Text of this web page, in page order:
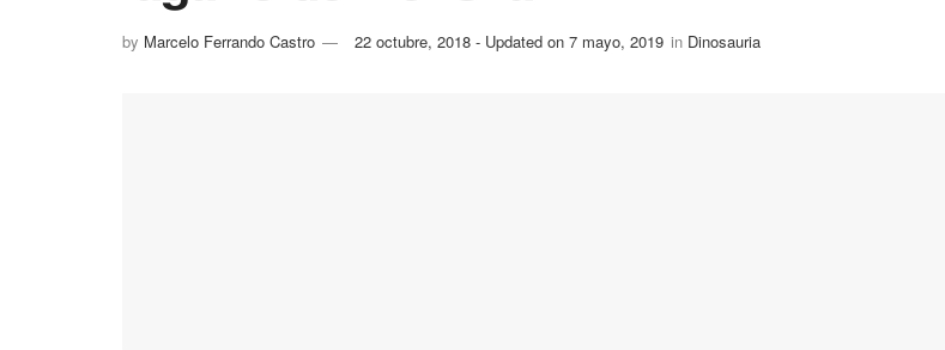
by Marcelo Ferrando Castro 22 octubre, 2018 - Updated on 7 mayo, 2019 in Dinosauria